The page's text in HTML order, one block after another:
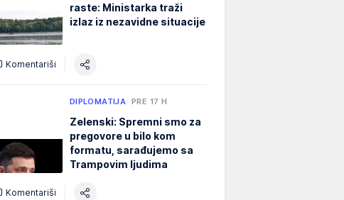
raste: Ministarka traži
izlaz iz nezavidne situacije
Komentariši
DIPLOMATIJA PRE 17 H
Zelenski: Spremni smo za
pregovore u bilo kom
formatu, sarađujemo sa
Trampovim ljudima
Komentariši